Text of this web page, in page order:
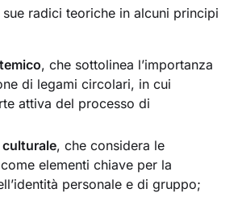
radici teoriche in alcuni principi
, che sottolinea l’importanza
di legami circolari, in cui
attiva del processo di
, che considera le
elementi chiave per la
personale e di gruppo;